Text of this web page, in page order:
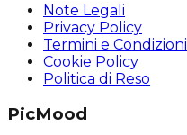
Note Legali
Privacy Policy
Termini e Condizioni
Cookie Policy
Politica di Reso
PicMood